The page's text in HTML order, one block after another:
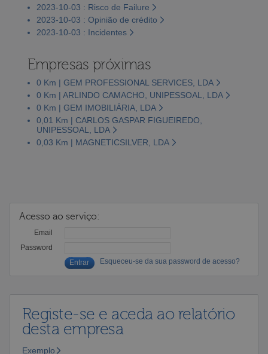
2023-10-03 : Risco de Failure
2023-10-03 : Opinião de crédito
2023-10-03 : Incidentes
Empresas próximas
0 Km | GEM PROFESSIONAL SERVICES, LDA
0 Km | ARLINDO CAMACHO, UNIPESSOAL, LDA
0 Km | GEM IMOBILIÁRIA, LDA
0,01 Km | CARLOS GASPAR FIGUEIREDO,
UNIPESSOAL, LDA
0,03 Km | MAGNETICSILVER, LDA
Acesso ao serviço:
Email
Password
Esqueceu-se da sua password de acesso?
Registe-se e aceda ao relatório
desta empresa
Exemplo